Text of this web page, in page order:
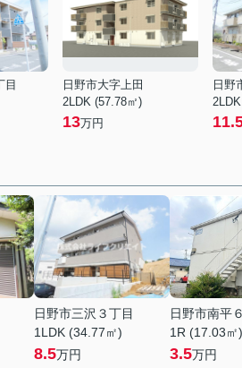
目
日野市大字上田
2LDK (57.78㎡)
13万円
日野
日野市三沢３丁目
1LDK (34.77㎡)
8.5万円
日野市南平
1R (17.03㎡)
3.5万円